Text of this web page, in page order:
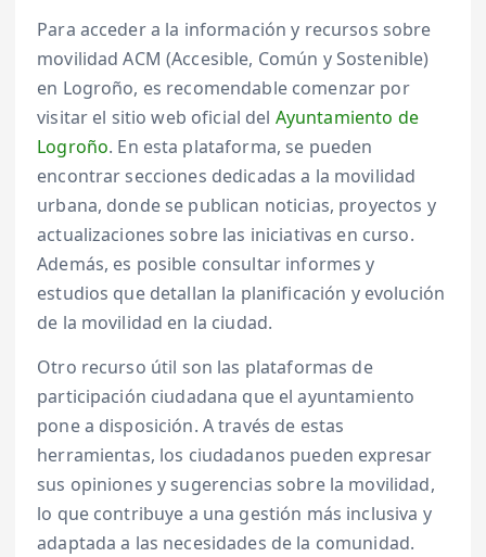
Para acceder a la información y recursos sobre
movilidad ACM (Accesible, Común y Sostenible)
en Logroño, es recomendable comenzar por
visitar el sitio web oficial del Ayuntamiento de
Logroño. En esta plataforma, se pueden
encontrar secciones dedicadas a la movilidad
urbana, donde se publican noticias, proyectos y
actualizaciones sobre las iniciativas en curso.
Además, es posible consultar informes y
estudios que detallan la planificación y evolución
de la movilidad en la ciudad.
Otro recurso útil son las plataformas de
participación ciudadana que el ayuntamiento
pone a disposición. A través de estas
herramientas, los ciudadanos pueden expresar
sus opiniones y sugerencias sobre la movilidad,
lo que contribuye a una gestión más inclusiva y
adaptada a las necesidades de la comunidad.